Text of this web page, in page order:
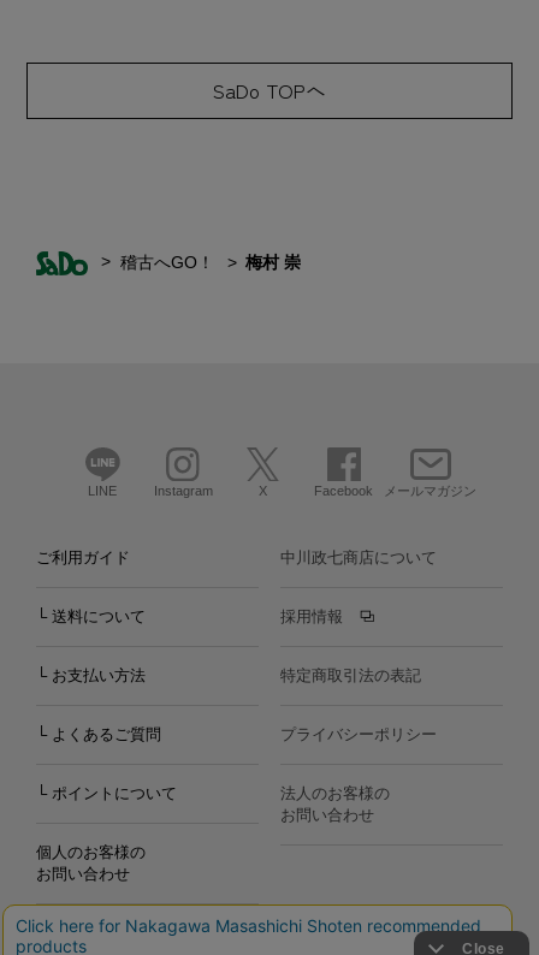
SaDo TOPへ
稽古へGO！ 梅村 崇
LINE Instagram X Facebook メールマガジン
ご利用ガイド
└ 送料について
└ お支払い方法
└ よくあるご質問
└ ポイントについて
個人のお客様の
お問い合わせ
中川政七商店について
採用情報
特定商取引法の表記
プライバシーポリシー
法人のお客様の
お問い合わせ